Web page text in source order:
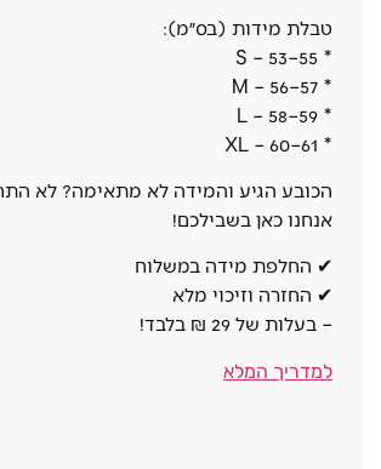
טבלת מידות (בס״מ):
* S – 53–55
* M – 56–57
* L – 58–59
* XL – 60–61
הכובע הגיע והמידה לא מתאימה? לא
אנחנו כאן בשבילכם!
✔ החלפת מידה במשלוח
✔ החזרה וזיכוי מלא
– בעלות של 29 ₪ בלבד!
למדריך המלא